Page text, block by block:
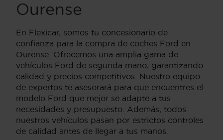
Ourense
En Flexicar, somos tu concesionario de
confianza para la compra de coches Ford en
Ourense. Ofrecemos una amplia gama de
vehículos Ford de segunda mano, garantizando
calidad y precios competitivos. Nuestro equipo
de expertos te asesorará para que encuentres el
modelo Ford que mejor se adapte a tus
necesidades y presupuesto. Además, todos
nuestros vehículos pasan por estrictos controles
de calidad antes de llegar a tus manos.